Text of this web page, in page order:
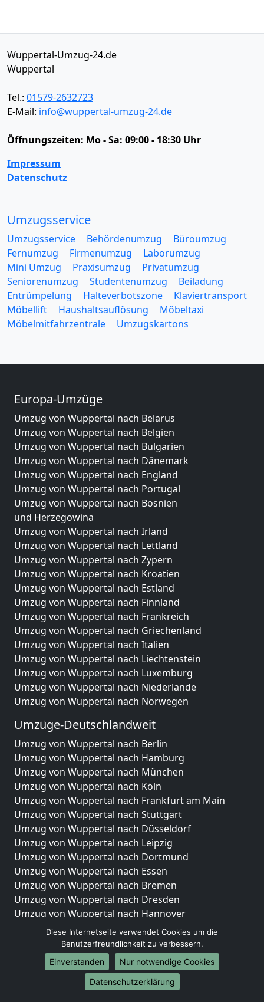
Wuppertal-Umzug-24.de
Wuppertal
Tel.: 01579-2632723
E-Mail: info@wuppertal-umzug-24.de
Öffnungszeiten: Mo - Sa: 09:00 - 18:30 Uhr
Impressum
Datenschutz
Umzugsservice
Umzugsservice Behördenumzug
Büroumzug
Fernumzug
Firmenumzug
Laborumzug
Mini Umzug
Praxisumzug
Privatumzug
Seniorenumzug
Studentenumzug
Beiladung
Entrümpelung
Halteverbotszone
Klaviertransport
Möbellift
Haushaltsauflösung
Möbeltaxi
Möbelmitfahrzentrale
Umzugskartons
Europa-Umzüge
Umzug von Wuppertal nach Belarus
Umzug von Wuppertal nach Belgien
Umzug von Wuppertal nach Bulgarien
Umzug von Wuppertal nach Dänemark
Umzug von Wuppertal nach England
Umzug von Wuppertal nach Portugal
Umzug von Wuppertal nach Bosnien
und Herzegowina
Umzug von Wuppertal nach Irland
Umzug von Wuppertal nach Lettland
Umzug von Wuppertal nach Zypern
Umzug von Wuppertal nach Kroatien
Umzug von Wuppertal nach Estland
Umzug von Wuppertal nach Finnland
Umzug von Wuppertal nach Frankreich
Umzug von Wuppertal nach Griechenland
Umzug von Wuppertal nach Italien
Umzug von Wuppertal nach Liechtenstein
Umzug von Wuppertal nach Luxemburg
Umzug von Wuppertal nach Niederlande
Umzug von Wuppertal nach Norwegen
Umzüge-Deutschlandweit
Umzug von Wuppertal nach Berlin
Umzug von Wuppertal nach Hamburg
Umzug von Wuppertal nach München
Umzug von Wuppertal nach Köln
Umzug von Wuppertal nach Frankfurt am Main
Umzug von Wuppertal nach Stuttgart
Umzug von Wuppertal nach Düsseldorf
Umzug von Wuppertal nach Leipzig
Umzug von Wuppertal nach Dortmund
Umzug von Wuppertal nach Essen
Umzug von Wuppertal nach Bremen
Umzug von Wuppertal nach Dresden
Umzug von Wuppertal nach Hannover
Umzug von Wuppertal nach Nürnberg
Umzug von Wuppertal nach Duisburg
Umzug von Wuppertal nach Bochum
Umzug von Wuppertal nach Wuppertal
Umzug von Wuppertal nach Bielefeld
Diese Internetseite verwendet Cookies um die
Benutzerfreundlichkeit zu verbessern.
Einverstanden
Nur notwendige Cookies
Datenschutzerklärung